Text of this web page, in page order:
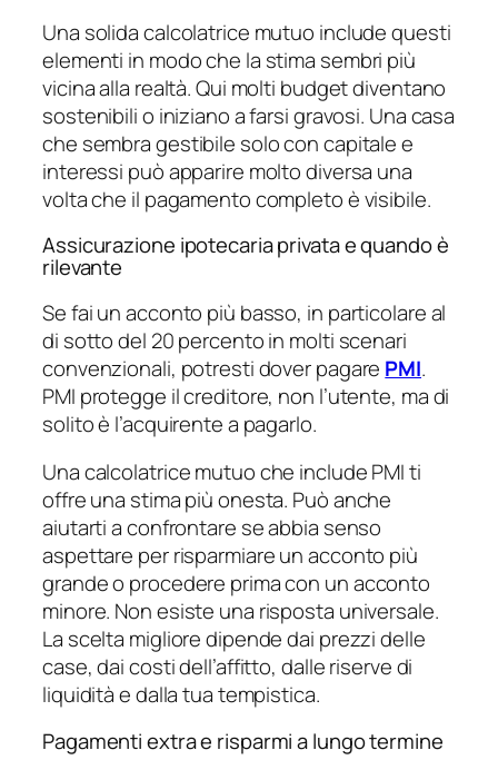
Una solida calcolatrice mutuo include questi
elementi in modo che la stima sembri più
vicina alla realtà. Qui molti budget diventano
sostenibili o iniziano a farsi gravosi. Una casa
che sembra gestibile solo con capitale e
interessi può apparire molto diversa una
volta che il pagamento completo è visibile.
Assicurazione ipotecaria privata e quando è
rilevante
Se fai un acconto più basso, in particolare al
di sotto del 20 percento in molti scenari
convenzionali, potresti dover pagare PMI.
PMI protegge il creditore, non l’utente, ma di
solito è l’acquirente a pagarlo.
Una calcolatrice mutuo che include PMI ti
offre una stima più onesta. Può anche
aiutarti a confrontare se abbia senso
aspettare per risparmiare un acconto più
grande o procedere prima con un acconto
minore. Non esiste una risposta universale.
La scelta migliore dipende dai prezzi delle
case, dai costi dell’affitto, dalle riserve di
liquidità e dalla tua tempistica.
Pagamenti extra e risparmi a lungo termine